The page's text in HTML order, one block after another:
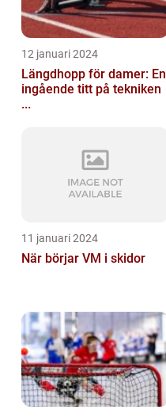
12 januari 2024
Längdhopp för damer: En
ingående titt på tekniken
...
11 januari 2024
När börjar VM i skidor